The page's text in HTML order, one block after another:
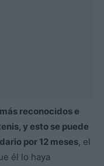
reconocidos e
y esto se puede
por 12 meses, el
él lo haya